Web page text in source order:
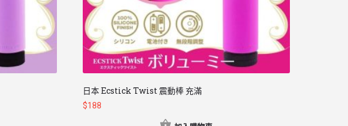
日本 Ecstick Twist 震動棒 充滿
$188